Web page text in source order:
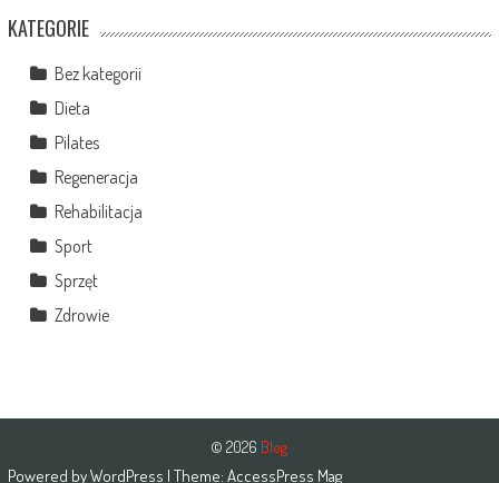
KATEGORIE
Bez kategorii
Dieta
Pilates
Regeneracja
Rehabilitacja
Sport
Sprzęt
Zdrowie
© 2026 Blog
Powered byWordPress | Theme: AccessPress Mag